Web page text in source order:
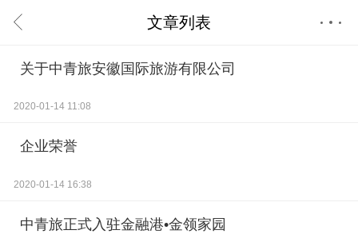
文章列表
关于中青旅安徽国际旅游有限公司
2020-01-14 11:08
企业荣誉
2020-01-14 16:38
中青旅正式入驻金融港•金领家园